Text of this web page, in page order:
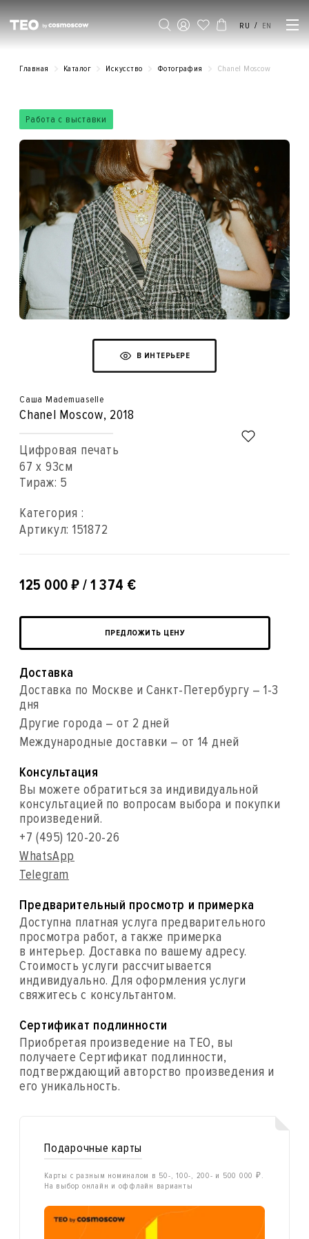
RU / EN
Главная Каталог Искусство Фотография Chanel Moscow
Работа с выставки
В ИНТЕРЬЕРЕ
Саша Mademuaselle
Chanel Moscow, 2018
Цифровая печать
67 x 93см
Тираж: 5
Категория :
Артикул: 151872
125 000 ₽ / 1 374 €
ПРЕДЛОЖИТЬ ЦЕНУ
Доставка
Доставка по Москве и Санкт-Петербургу – 1-3
дня
Другие города – от 2 дней
Международные доставки – от 14 дней
Консультация
Вы можете обратиться за индивидуальной
консультацией по вопросам выбора и покупки
произведений.
+7 (495) 120-20-26
WhatsApp
Telegram
Предварительный просмотр и примерка
Доступна платная услуга предварительного
просмотра работ, а также примерка
в интерьер. Доставка по вашему адресу.
Стоимость услуги рассчитывается
индивидуально. Для оформления услуги
свяжитесь с консультантом.
Сертификат подлинности
Приобретая произведение на ТЕО, вы
получаете Сертификат подлинности,
подтверждающий авторство произведения и
его уникальность.
Подарочные карты
Карты с разным номиналом в 50-, 100-, 200- и 500 000 ₽.
На выбор онлайн и оффлайн варианты